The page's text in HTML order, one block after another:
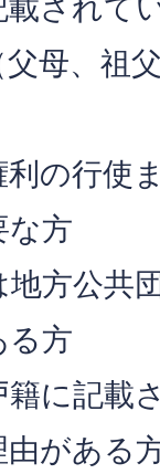
載されて
父母、祖
利の行使
な方
地方公共
る方
籍に記載
由がある